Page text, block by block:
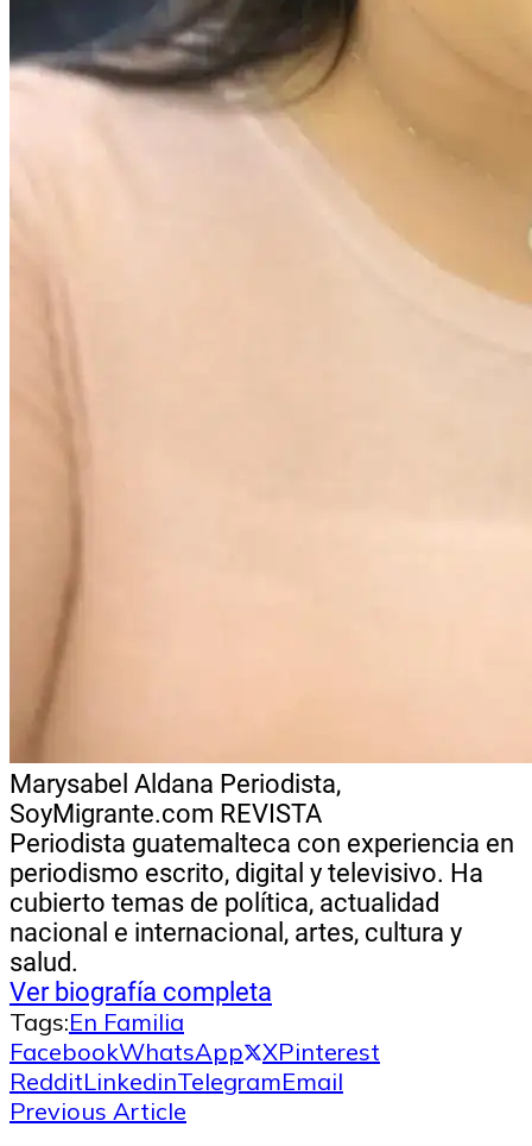
Marysabel Aldana Periodista,
SoyMigrante.com REVISTA
Periodista guatemalteca con experiencia en
periodismo escrito, digital y televisivo. Ha
cubierto temas de política, actualidad
nacional e internacional, artes, cultura y
salud.
Ver biografía completa
Tags:En Familia
FacebookWhatsApp XPinterest
RedditLinkedinTelegramEmail
Previous Article